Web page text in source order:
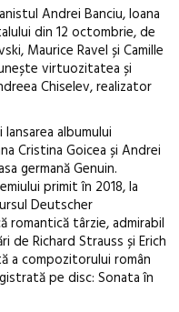
Andrei Banciu, Ioana
din 12 octombrie, de
Maurice Ravel și Camille
virtuozitatea și
Chiselev, realizator
albumului
Cristina Goicea și Andrei
germană Genuin.
primit în 2018, la
Deutscher
romantică târzie, admirabil
de Richard Strauss și Erich
a compozitorului român
pe disc: Sonata în